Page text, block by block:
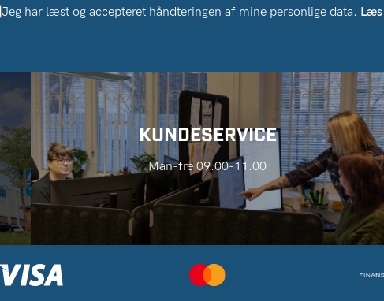
Jeg har læst og accepteret håndteringen af ​​mine personlige data.
KUNDESERVICE
Man-fre 09.00-11.00